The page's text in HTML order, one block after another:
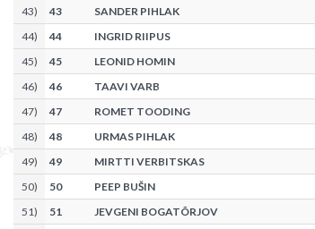
43) 43 SANDER PIHLAK
44) 44 INGRID RIIPUS
45) 45 LEONID HOMIN
46) 46 TAAVI VARB
47) 47 ROMET TOODING
48) 48 URMAS PIHLAK
49) 49 MIRTTI VERBITSKAS
50) 50 PEEP BUŠIN
51) 51 JEVGENI BOGATÕRJOV